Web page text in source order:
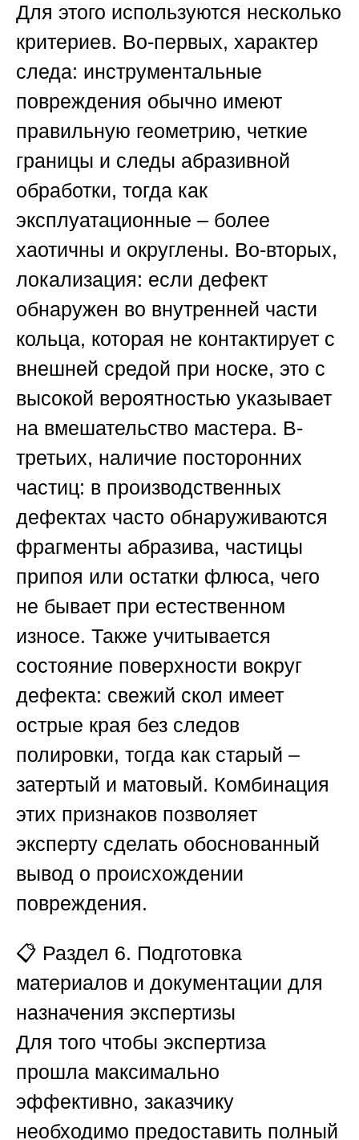
Для этого используются несколько
критериев. Во-первых, характер
следа: инструментальные
повреждения обычно имеют
правильную геометрию, четкие
границы и следы абразивной
обработки, тогда как
эксплуатационные – более
хаотичны и округлены. Во-вторых,
локализация: если дефект
обнаружен во внутренней части
кольца, которая не контактирует с
внешней средой при носке, это с
высокой вероятностью указывает
на вмешательство мастера. В-
третьих, наличие посторонних
частиц: в производственных
дефектах часто обнаруживаются
фрагменты абразива, частицы
припоя или остатки флюса, чего
не бывает при естественном
износе. Также учитывается
состояние поверхности вокруг
дефекта: свежий скол имеет
острые края без следов
полировки, тогда как старый –
затертый и матовый. Комбинация
этих признаков позволяет
эксперту сделать обоснованный
вывод о происхождении
повреждения.
📋 Раздел 6. Подготовка
материалов и документации для
назначения экспертизы
Для того чтобы экспертиза
прошла максимально
эффективно, заказчику
необходимо предоставить полный